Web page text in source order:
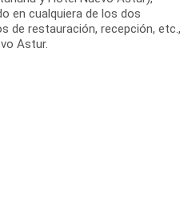
en cualquiera de los dos
de restauración, recepción, etc.,
Astur.